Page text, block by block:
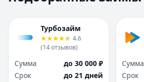
Турбозайм
4.6
(14отзывов)
Сумма
до 30 000 ₽
Срок
до 21 дней
Сумма
Срок